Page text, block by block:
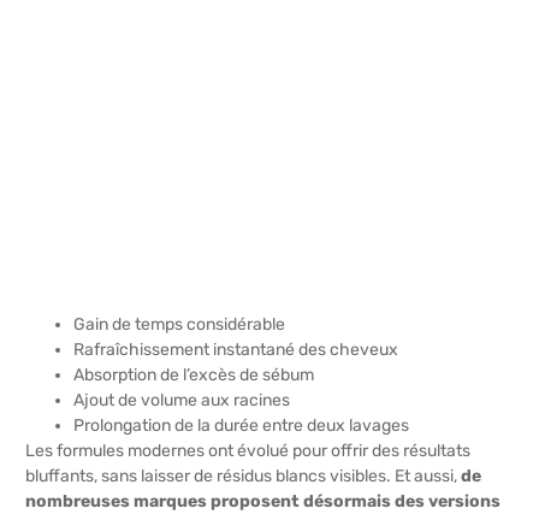
Gain de temps considérable
Rafraîchissement instantané des cheveux
Absorption de l’excès de sébum
Ajout de volume aux racines
Prolongation de la durée entre deux lavages
Les formules modernes ont évolué pour offrir des résultats
bluffants, sans laisser de résidus blancs visibles. Et aussi,de
nombreuses marques proposent désormais des versions